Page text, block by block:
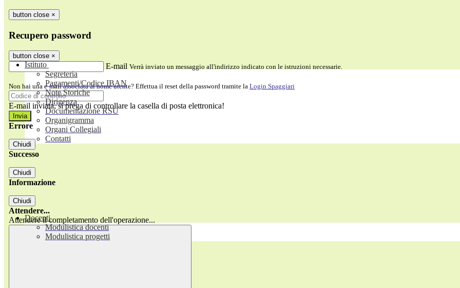
button close ×
Recupero password
button close ×
E-mail Verrà inviato un messaggio all'indirizzo indicato con le istruzioni necessarie.
Non hai una e-mail associata al nome utente? Effettua il reset della password tramite la Login Spaggiari
E-mail inviata, si prega di controllare la casella di posta elettronica!
Errore
Chiudi
Successo
Chiudi
Informazione
Chiudi
Attendere...
Attendere il completamento dell'operazione...
Istituto
Segreteria
Pagamenti/Codice IBAN
Note Storiche
Dirigenza
Documentazione RSU
Organigramma
Organi Collegiali
Contatti
Docenti
Modulistica docenti
Modulistica progetti